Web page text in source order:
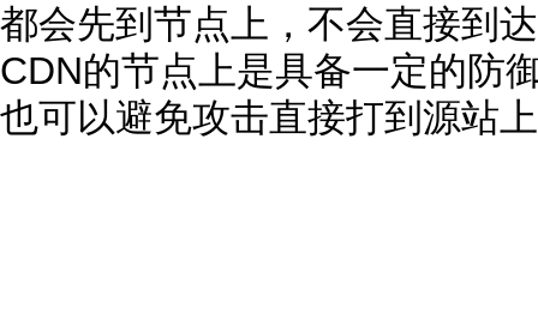
都会先到节点上，不会直接到
CDN的节点上是具备一定的防
也可以避免攻击直接打到源站